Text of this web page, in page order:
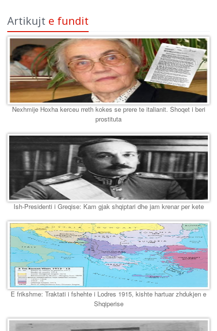
Artikujt e fundit
Nexhmije Hoxha kerceu rreth kokes se prere te italianit. Shoqet i beri
prostituta
Ish-Presidenti i Greqise: Kam gjak shqiptari dhe jam krenar per kete
E frikshme: Traktati i fshehte i Lodres 1915, kishte hartuar zhdukjen e
Shqiperise